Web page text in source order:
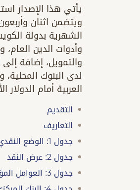
يأتي هذا الإصدار
ويتضمن اثنان
الشهرية بدولة
وأدوات الدين العام،
والتمويل، إضافة
لدى البنوك
العربية أمام
التقديم
التعاريف
جدول 1: الوضع النقدي للبنك المركزي والبنوك المحلية
جدول 2: عرض النقد
جدول 3: العوامل المؤثرة في تغيرات عرض النقد